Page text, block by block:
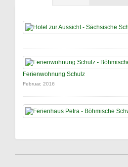
Ferienwohnung Schulz
Februar, 2016